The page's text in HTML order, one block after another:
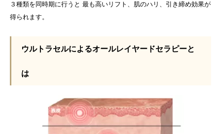
３種類を同時期に行うと 最も高いリフト、肌のハリ、引き締め効果が
得られます。
ウルトラセルによるオールレイヤードセラピーと
は